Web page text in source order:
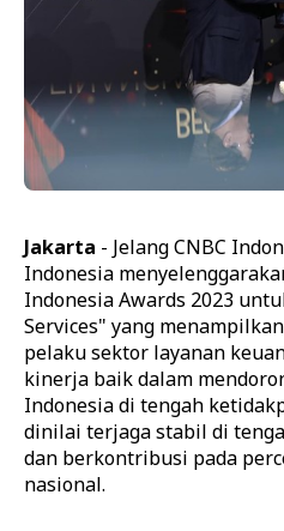
Jakarta - Jelang CNBC
Indonesia
Indonesia Awards 2023
Services" yang
pelaku sektor layanan
kinerja baik dalam
Indonesia di tengah
dinilai terjaga stabil di
dan berkontribusi pada
nasional.